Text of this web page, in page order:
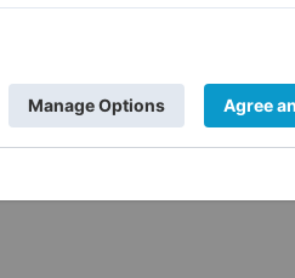
de Martín Carrera en